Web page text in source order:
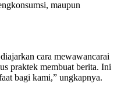
maupun
cara mewawancarai
praktek membuat berita. Ini
bagi kami,” ungkapnya.